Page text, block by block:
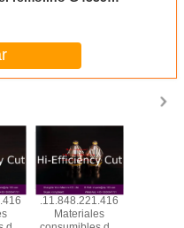
.11.848.221.416
Materiales